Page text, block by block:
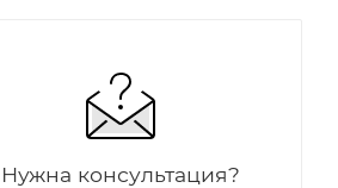
Нужна консультация?